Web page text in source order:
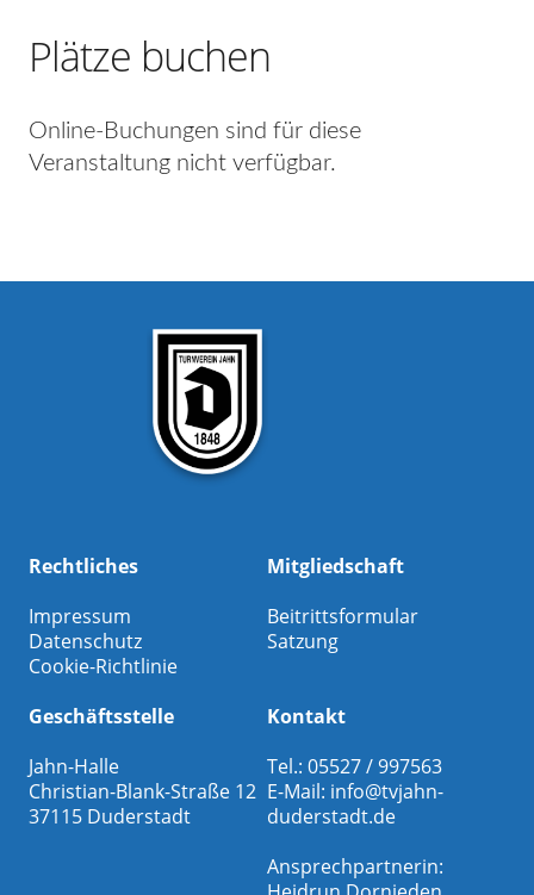
Plätze buchen
Online-Buchungen sind für diese
Veranstaltung nicht verfügbar.
Rechtliches
Impressum
Datenschutz
Cookie-Richtlinie
Mitgliedschaft
Beitrittsformular
Satzung
Geschäftsstelle
Jahn-Halle
Christian-Blank-Straße 12
37115 Duderstadt
Kontakt
Tel.: 05527 / 997563
E-Mail: info@tvjahn-
duderstadt.de
Ansprechpartnerin: